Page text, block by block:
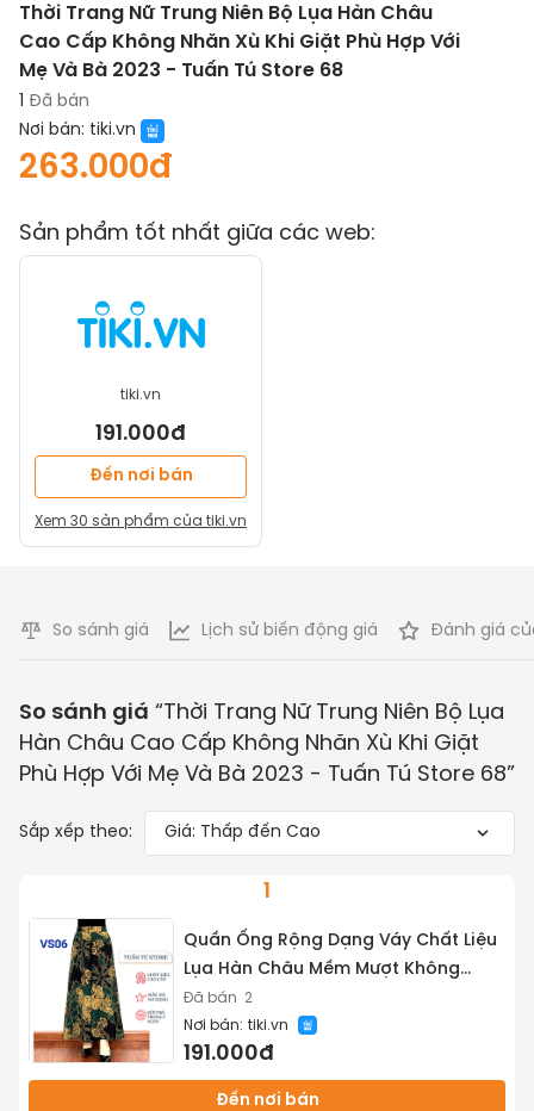
Thời Trang Nữ Trung Niên Bộ Lụa Hàn Châu
Cao Cấp Không Nhăn Xù Khi Giặt Phù Hợp Với
Mẹ Và Bà 2023 - Tuấn Tú Store 68
1 Đã bán
Nơi bán: tiki.vn
263.000đ
Sản phẩm tốt nhất giữa các web:
tiki.vn
191.000đ
Đến nơi bán
Xem 30 sản phẩm của tiki.vn
So sánh giá Lịch sử biến động giá Đánh giá
So sánh giá “Thời Trang Nữ Trung Niên Bộ Lụa
Hàn Châu Cao Cấp Không Nhăn Xù Khi Giặt
Phù Hợp Với Mẹ Và Bà 2023 - Tuấn Tú Store 68”
Sắp xếp theo: Giá: Thấp đến Cao
1
Quần Ống Rộng Dạng Váy Chất Liệu
Lụa Hàn Châu Mềm Mượt Không
Nhăn Không Xù - Tuấn Tú Store 68
Đã bán 2
Nơi bán: tiki.vn
191.000đ
Đến nơi bán